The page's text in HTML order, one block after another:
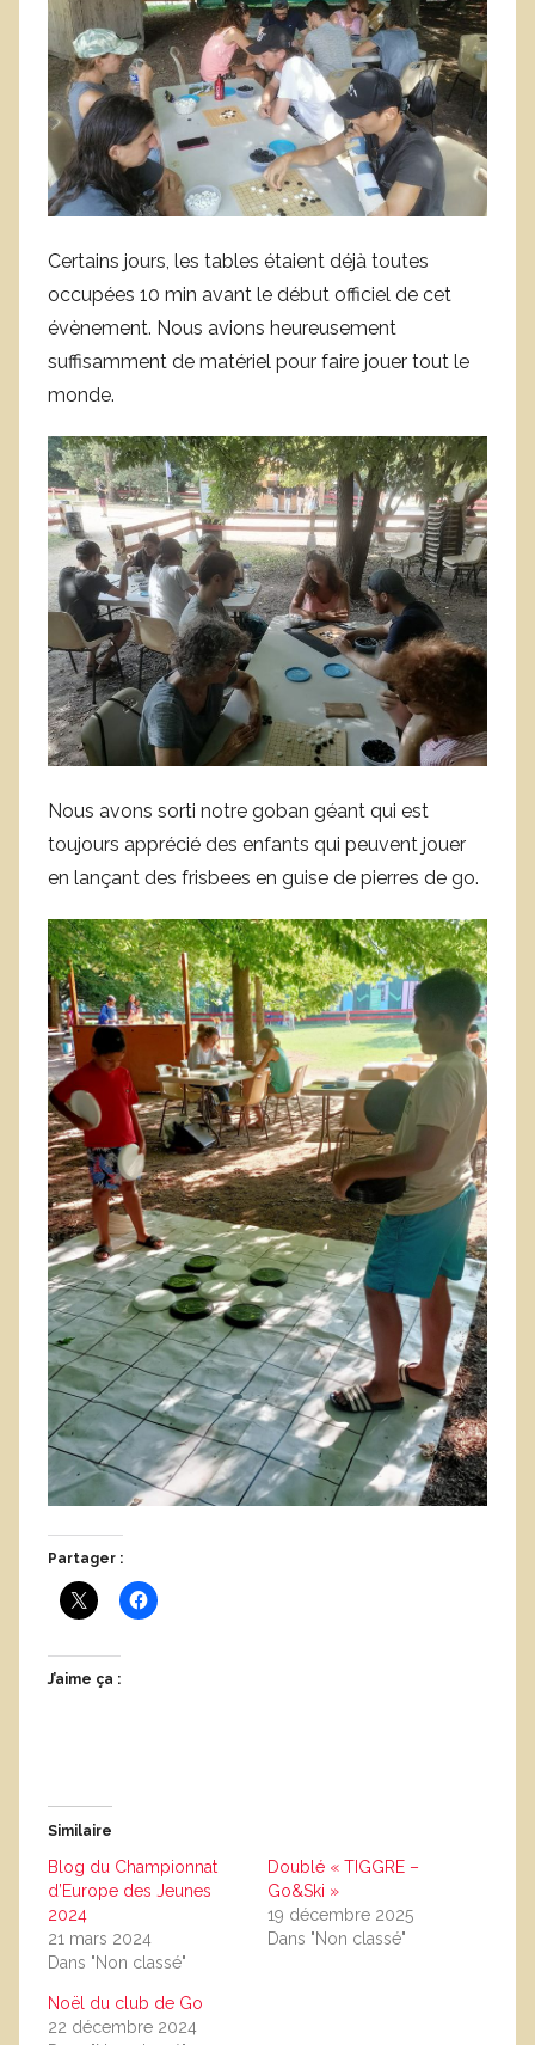
Certains jours, les tables étaient déjà toutes
occupées 10 min avant le début officiel de cet
évènement. Nous avions heureusement
suffisamment de matériel pour faire jouer tout le
monde.
Nous avons sorti notre goban géant qui est
toujours apprécié des enfants qui peuvent jouer
en lançant des frisbees en guise de pierres de go.
Partager :
J’aime ça :
Similaire
Blog du Championnat
d’Europe des Jeunes
2024
21 mars 2024
Dans "Non classé"
Doublé « TIGGRE –
Go&Ski »
19 décembre 2025
Dans "Non classé"
Noël du club de Go
22 décembre 2024